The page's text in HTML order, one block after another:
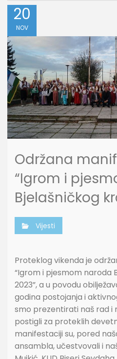
20
NOV
Održana
“Igrom i
Bjelašničkog
Vijesti
Proteklog vikenda je
“Igrom i pjesmom naroda
2023”, a u povodu
godina postojanja i
smo prezentirati naš rad i
postigli za proteklih
manifestaciji su, pored
ansambla, učestvovali i